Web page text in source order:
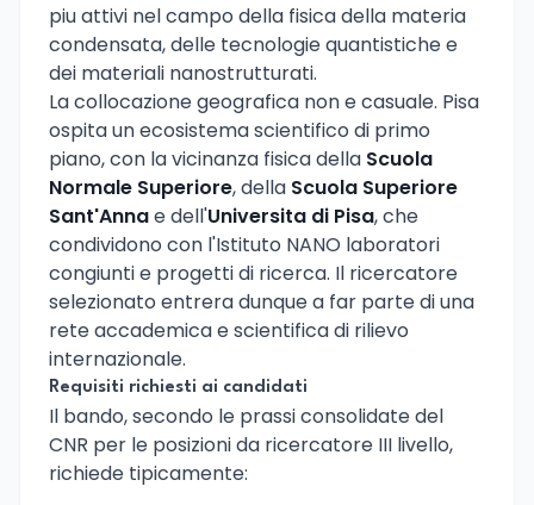
piu attivi nel campo della fisica della materia
condensata, delle tecnologie quantistiche e
dei materiali nanostrutturati.
La collocazione geografica non e casuale. Pisa
ospita un ecosistema scientifico di primo
piano, con la vicinanza fisica della Scuola
Normale Superiore, della Scuola Superiore
Sant'Annae dell'Universita di Pisa, che
condividono con l'Istituto NANO laboratori
congiunti e progetti di ricerca. Il ricercatore
selezionato entrera dunque a far parte di una
rete accademica e scientifica di rilievo
internazionale.
Requisiti richiesti ai candidati
Il bando, secondo le prassi consolidate del
CNR per le posizioni da ricercatore III livello,
richiede tipicamente: